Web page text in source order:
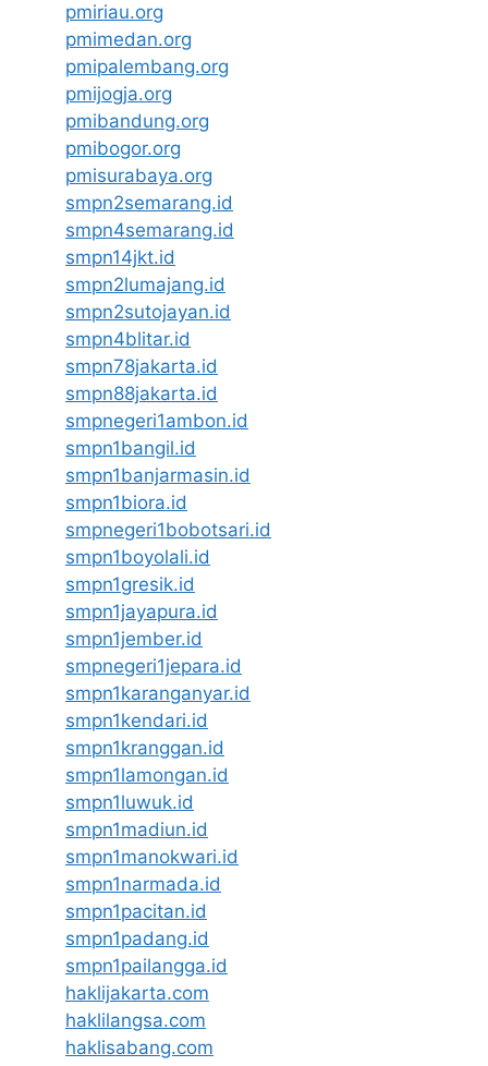
pmiriau.org
pmimedan.org
pmipalembang.org
pmijogja.org
pmibandung.org
pmibogor.org
pmisurabaya.org
smpn2semarang.id
smpn4semarang.id
smpn14jkt.id
smpn2lumajang.id
smpn2sutojayan.id
smpn4blitar.id
smpn78jakarta.id
smpn88jakarta.id
smpnegeri1ambon.id
smpn1bangil.id
smpn1banjarmasin.id
smpn1biora.id
smpnegeri1bobotsari.id
smpn1boyolali.id
smpn1gresik.id
smpn1jayapura.id
smpn1jember.id
smpnegeri1jepara.id
smpn1karanganyar.id
smpn1kendari.id
smpn1kranggan.id
smpn1lamongan.id
smpn1luwuk.id
smpn1madiun.id
smpn1manokwari.id
smpn1narmada.id
smpn1pacitan.id
smpn1padang.id
smpn1pailangga.id
haklijakarta.com
haklilangsa.com
haklisabang.com